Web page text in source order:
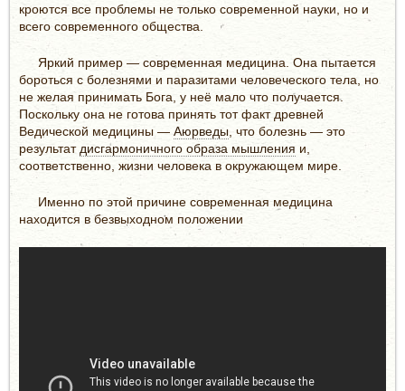
кроются все проблемы не только современной науки, но и
всего современного общества.
Яркий пример — современная медицина. Она пытается
бороться с болезнями и паразитами человеческого тела, но
не желая принимать Бога, у неё мало что получается.
Поскольку она не готова принять тот факт древней
Ведической медицины — Аюрведы, что болезнь — это
результатдисгармоничного образа мышления и,
соответственно, жизни человека в окружающем мире.
Именно по этой причине современная медицина
находится в безвыходном положении